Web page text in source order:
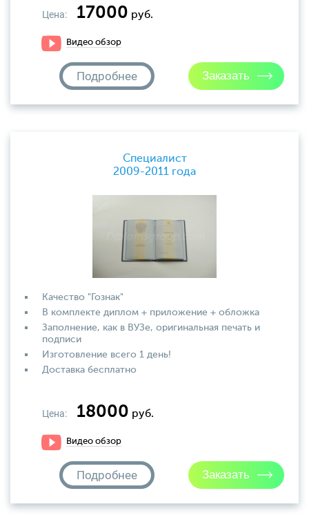
Цена: 17000 руб.
Видео обзор
Подробнее
Специалист
2009-2011 года
Качество "Гознак"
В комплекте диплом + приложение + обложка
Заполнение, как в ВУЗе, оригинальная печать и
подписи
Изготовление всего 1 день!
Доставка бесплатно
Цена: 18000 руб.
Видео обзор
Подробнее